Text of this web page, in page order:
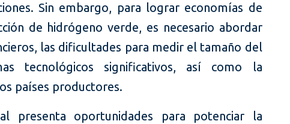
Sin embargo, para lograr economías de
de hidrógeno verde, es necesario abordar
las dificultades para medir el tamaño del
tecnológicos significativos, así como la
países productores.
presenta oportunidades para potenciar la